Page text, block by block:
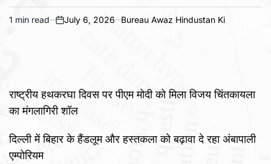
Estimated
1 min read
on
July 6, 2026 Bureau Awaz Hindustan Ki
राष्ट्रीय हथकरघा दिवस पर पीएम मोदी को मिला विजय चिंतकायला
का मंगलागिरी शॉल
दिल्ली में बिहार के हैंडलूम और हस्तकला को बढ़ावा दे रहा अंबापाली
एम्पोरियम